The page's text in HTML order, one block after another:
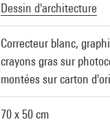
Dessin d'architecture
Correcteur blanc,
crayons gras sur
montées sur carton
70 x 50 cm